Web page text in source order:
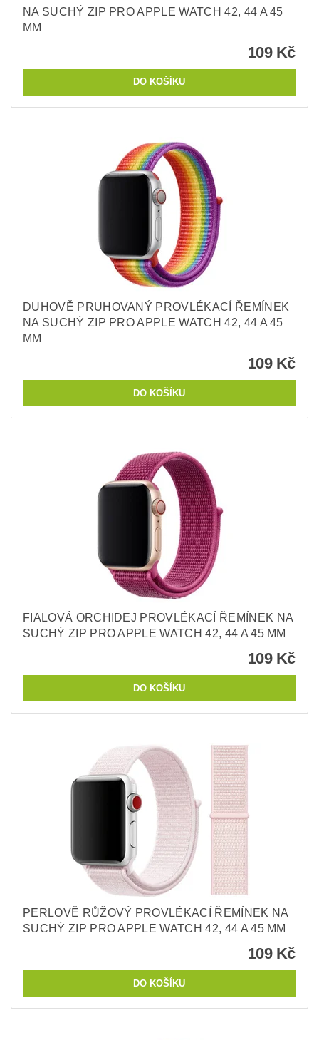
NA SUCHÝ ZIP PRO APPLE WATCH 42, 44 A 45
MM
109 Kč
DUHOVĚ PRUHOVANÝ PROVLÉKACÍ ŘEMÍNEK
NA SUCHÝ ZIP PRO APPLE WATCH 42, 44 A 45
MM
109 Kč
FIALOVÁ ORCHIDEJ PROVLÉKACÍ ŘEMÍNEK NA
SUCHÝ ZIP PRO APPLE WATCH 42, 44 A 45 MM
109 Kč
PERLOVĚ RŮŽOVÝ PROVLÉKACÍ ŘEMÍNEK NA
SUCHÝ ZIP PRO APPLE WATCH 42, 44 A 45 MM
109 Kč